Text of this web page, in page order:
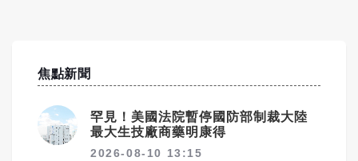
焦點新聞
罕見！美國法院暫停國防部制裁大陸
最大生技廠商藥明康得
2026-08-10 13:15